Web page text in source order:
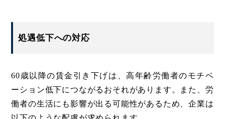
処遇低下への対応
60歳以降の賃金引き下げは、高年齢労働者のモチベ
ーション低下につながるおそれがあります。また、労
働者の生活にも影響が出る可能性があるため、企業は